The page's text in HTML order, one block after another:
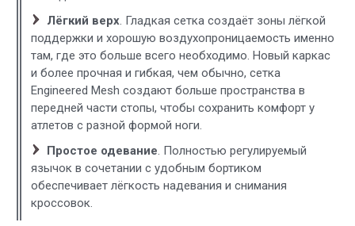
Лёгкий верх. Гладкая сетка создаёт зоны лёгкой
поддержки и хорошую воздухопроницаемость именно
там, где это больше всего необходимо. Новый каркас
и более прочная и гибкая, чем обычно, сетка
Engineered Mesh создают больше пространства в
передней части стопы, чтобы сохранить комфорт у
атлетов с разной формой ноги.
Простое одевание. Полностью регулируемый
язычок в сочетании с удобным бортиком
обеспечивает лёгкость надевания и снимания
кроссовок.